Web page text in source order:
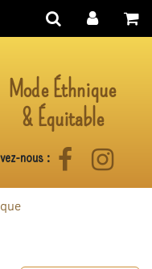
Mode Éthnique
& Équitable
nous : Facebook